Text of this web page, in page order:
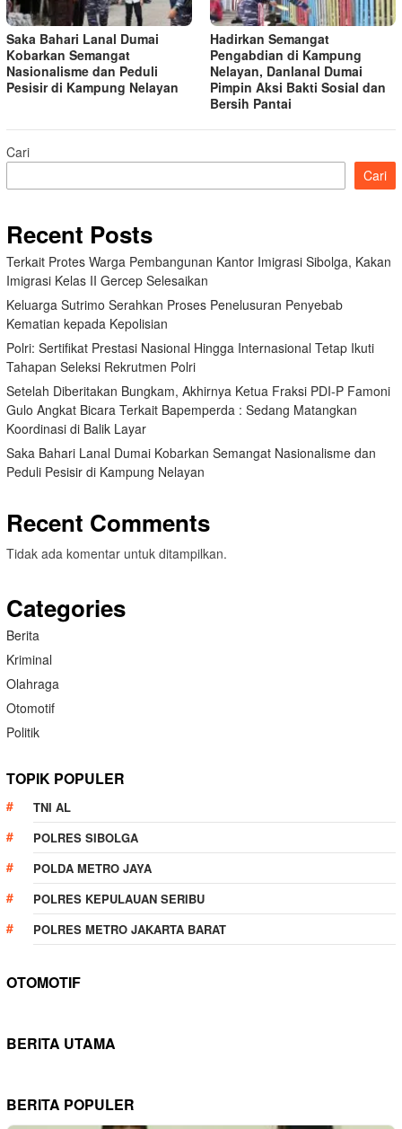
Saka Bahari Lanal Dumai
Kobarkan Semangat
Nasionalisme dan Peduli
Pesisir di Kampung Nelayan
Hadirkan Semangat
Pengabdian di Kampung
Nelayan, Danlanal Dumai
Pimpin Aksi Bakti Sosial dan
Bersih Pantai
Cari
Cari
Recent Posts
Terkait Protes Warga Pembangunan Kantor Imigrasi Sibolga, Kakan
Imigrasi Kelas II Gercep Selesaikan
Keluarga Sutrimo Serahkan Proses Penelusuran Penyebab
Kematian kepada Kepolisian
Polri: Sertifikat Prestasi Nasional Hingga Internasional Tetap Ikuti
Tahapan Seleksi Rekrutmen Polri
Setelah Diberitakan Bungkam, Akhirnya Ketua Fraksi PDI-P Famoni
Gulo Angkat Bicara Terkait Bapemperda : Sedang Matangkan
Koordinasi di Balik Layar
Saka Bahari Lanal Dumai Kobarkan Semangat Nasionalisme dan
Peduli Pesisir di Kampung Nelayan
Recent Comments
Tidak ada komentar untuk ditampilkan.
Categories
Berita
Kriminal
Olahraga
Otomotif
Politik
TOPIK POPULER
TNI AL
POLRES SIBOLGA
POLDA METRO JAYA
POLRES KEPULAUAN SERIBU
POLRES METRO JAKARTA BARAT
OTOMOTIF
BERITA UTAMA
BERITA POPULER